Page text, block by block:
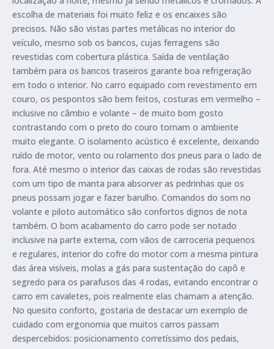
escolha de materiais foi muito feliz e os encaixes são
precisos. Não são vistas partes metálicas no interior do
veículo, mesmo sob os bancos, cujas ferragens são
revestidas com cobertura plástica. Saída de ventilação
também para os bancos traseiros garante boa refrigeração
em todo o interior. No carro equipado com revestimento em
couro, os pespontos são bem feitos, costuras em vermelho –
inclusive no câmbio e volante – de muito bom gosto
contrastando com o preto do couro tornam o ambiente
muito elegante. O isolamento acústico é excelente, deixando
ruído de motor, vento ou rolamento dos pneus para o lado de
fora. Até mesmo o interior das caixas de rodas são revestidas
com um tipo de manta para absorver as pedrinhas que os
pneus possam jogar e fazer barulho. Comandos do som no
volante e piloto automático são confortos dignos de nota
também. O bom acabamento do carro pode ser notado
inclusive na parte externa, com vãos de carroceria pequenos
e regulares, interior do cofre do motor com a mesma pintura
das área visíveis, molas a gás para sustentação do capô e
segredo para os parafusos das 4 rodas, evitando encontrar o
carro em cavaletes, pois realmente elas chamam a atenção.
No quesito conforto, gostaria de destacar um exemplo de
cuidado com ergonomia que muitos carros passam
despercebidos: posicionamento corretíssimo dos pedais,